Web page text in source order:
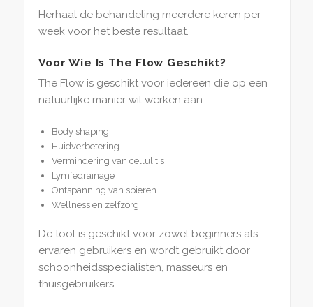
Herhaal de behandeling meerdere keren per
week voor het beste resultaat.
Voor Wie Is The Flow Geschikt?
The Flow is geschikt voor iedereen die op een
natuurlijke manier wil werken aan:
Body shaping
Huidverbetering
Vermindering van cellulitis
Lymfedrainage
Ontspanning van spieren
Wellness en zelfzorg
De tool is geschikt voor zowel beginners als
ervaren gebruikers en wordt gebruikt door
schoonheidsspecialisten, masseurs en
thuisgebruikers.